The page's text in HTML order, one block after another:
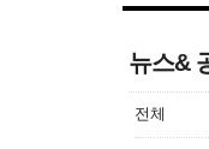
뉴스&
전체